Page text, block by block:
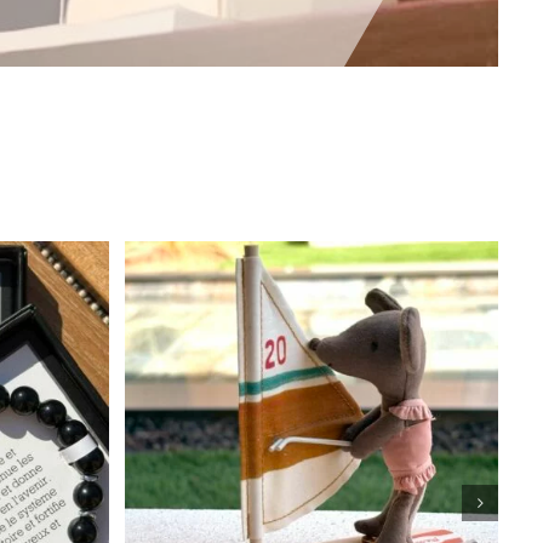
APERÇU AJOUTER AU PANIER / APERÇU